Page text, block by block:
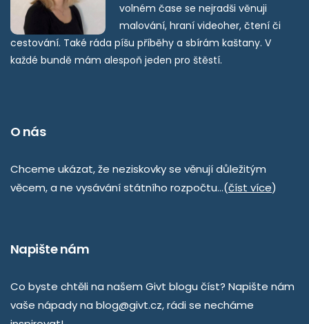
volném čase se nejradši věnuji
malování, hraní videoher, čtení či
cestování. Také ráda píšu příběhy a sbírám kaštany. V
každé bundě mám alespoň jeden pro štěstí.
O nás
Chceme ukázat, že neziskovky se věnují důležitým
věcem, a ne vysávání státního rozpočtu…(číst více)
Napište nám
Co byste chtěli na našem Givt blogu číst? Napište nám
vaše nápady na blog@givt.cz, rádi se necháme